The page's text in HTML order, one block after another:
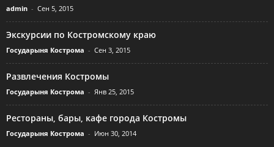
admin - Сен 5, 2015
Экскурсии по Костромскому краю
Государыня Кострома - Сен 3, 2015
Развлечения Костромы
Государыня Кострома - Янв 25, 2015
Рестораны, бары, кафе города Костромы
Государыня Кострома - Июн 30, 2014